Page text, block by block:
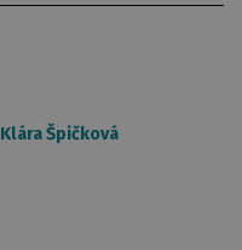
Klára Špičková